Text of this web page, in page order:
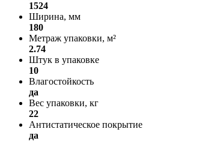
1524
Ширина, мм
180
Метраж упаковки, м²
2.74
Штук в упаковке
10
Влагостойкость
да
Вес упаковки, кг
22
Антистатическое покрытие
да